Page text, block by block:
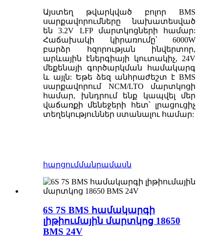
Այստեղ թվարկված բոլոր BMS
սարքավորումները նախատեսված
են 3.2V LFP մարտկոցների համար:
Հաճախակի կիրառումը՝ 6000W
բարձր հզորության ինվերտոր,
արևային էներգիայի կուտակիչ, 24V
մեքենայի գործարկման համակարգ
և այլն: Եթե ձեզ անհրաժեշտ է BMS
սարքավորում NCM/LTO մարտկոցի
համար, խնդրում ենք կապվել մեր
վաճառքի մենեջերի հետ՝ լրացուցիչ
տեղեկություններ ստանալու համար:
հարցումմանրամասն
6S 7S BMS համակարգի
լիթիումային մարտկոց 18650
BMS 24V